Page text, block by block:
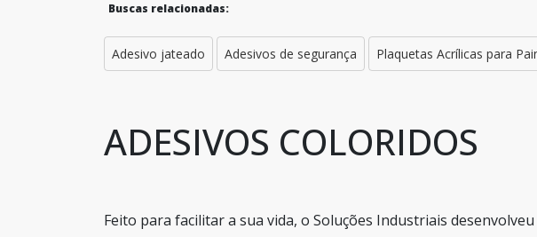
Buscas relacionadas:
Adesivo jateado Adesivos de segurança Plaquetas Acrílicas para
ADESIVOS COLORIDOS
Feito para facilitar a sua vida, o Soluções Industriais